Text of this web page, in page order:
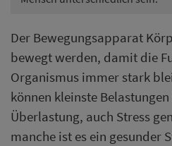
Der Bewegungsapparat
bewegt werden, damit die
Organismus immer stark
können kleinste
Überlastung, auch Stress
manche ist es ein gesunder